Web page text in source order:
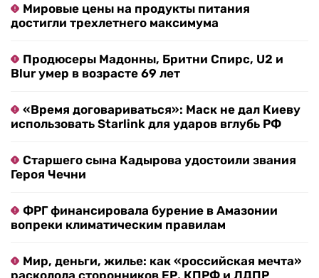
Мировые цены на продукты питания
достигли трехлетнего максимума
Продюсеры Мадонны, Бритни Спирс, U2 и
Blur умер в возрасте 69 лет
«Время договариваться»: Маск не дал Киеву
использовать Starlink для ударов вглубь РФ
Старшего сына Кадырова удостоили звания
Героя Чечни
ФРГ финансировала бурение в Амазонии
вопреки климатическим правилам
Мир, деньги, жилье: как «российская мечта»